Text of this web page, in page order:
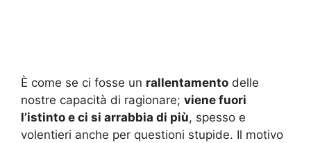
È come se ci fosse un rallentamento delle
nostre capacità di ragionare; viene fuori
l’istinto e ci si arrabbia di più, spesso e
volentieri anche per questioni stupide. Il motivo